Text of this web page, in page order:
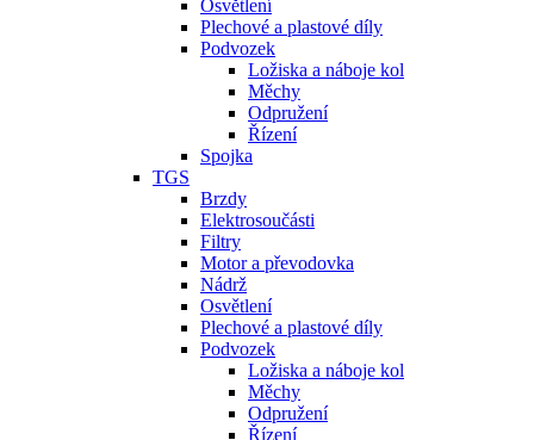
Osvětlení
Plechové a plastové díly
Podvozek
Ložiska a náboje kol
Měchy
Odpružení
Řízení
Spojka
TGS
Brzdy
Elektrosoučásti
Filtry
Motor a převodovka
Nádrž
Osvětlení
Plechové a plastové díly
Podvozek
Ložiska a náboje kol
Měchy
Odpružení
Řízení